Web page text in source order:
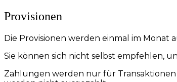
Provisionen
Die Provisionen werden einmal im Monat
Sie können sich nicht selbst empfehlen,
Zahlungen werden nur für